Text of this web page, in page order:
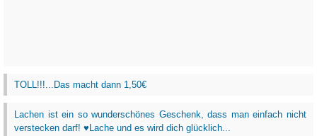
TOLL!!!...Das macht dann 1,50€
Lachen ist ein so wunderschönes Geschenk, dass man einfach nicht
verstecken darf! ♥Lache und es wird dich glücklich...